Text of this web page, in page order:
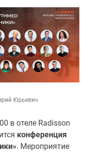
Юрьевич
в отеле Radisson
конференция
. Мероприятие